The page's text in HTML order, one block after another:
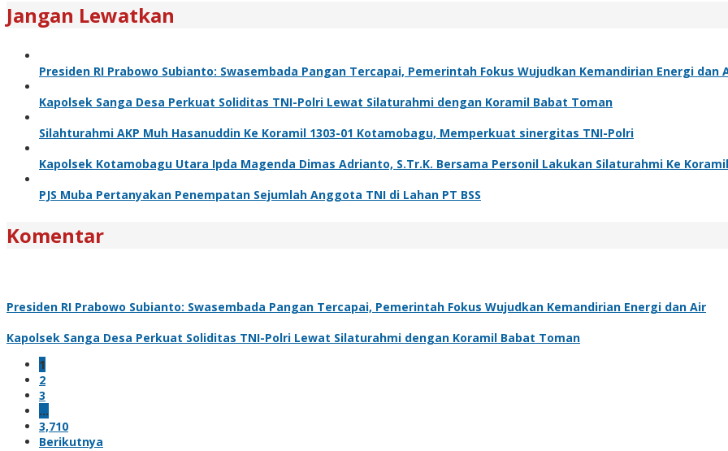
Jangan Lewatkan
Presiden RI Prabowo Subianto: Swasembada Pangan Tercapai, Pemerintah Fokus Wujudkan Kemandirian Energi dan
Kapolsek Sanga Desa Perkuat Soliditas TNI-Polri Lewat Silaturahmi dengan Koramil Babat Toman
Silahturahmi AKP Muh Hasanuddin Ke Koramil 1303-01 Kotamobagu, Memperkuat sinergitas TNI-Polri
Kapolsek Kotamobagu Utara Ipda Magenda Dimas Adrianto, S.Tr.K. Bersama Personil Lakukan Silaturahmi Ke
PJS Muba Pertanyakan Penempatan Sejumlah Anggota TNI di Lahan PT BSS
Komentar
Presiden RI Prabowo Subianto: Swasembada Pangan Tercapai, Pemerintah Fokus Wujudkan Kemandirian Energi dan Air
Kapolsek Sanga Desa Perkuat Soliditas TNI-Polri Lewat Silaturahmi dengan Koramil Babat Toman
1
2
3
…
3,710
Berikutnya